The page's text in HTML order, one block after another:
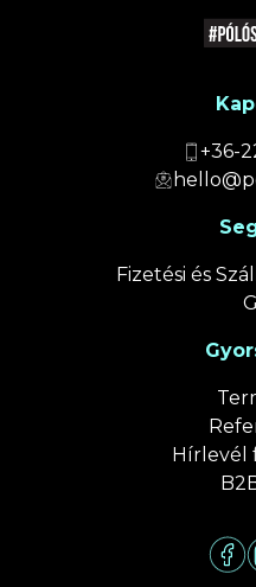
+36-
Fizetési és
Hírlevél